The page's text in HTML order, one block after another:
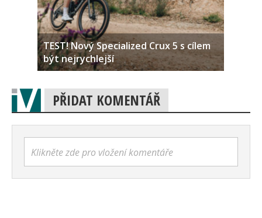
TEST! Nový Specialized Crux 5 s cílem
být nejrychlejší
PŘIDAT KOMENTÁŘ
Klikněte zde pro vložení komentáře